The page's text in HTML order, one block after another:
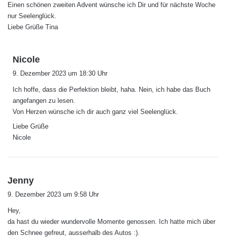
Einen schönen zweiten Advent wünsche ich Dir und für nächste Woche
nur Seelenglück.
Liebe Grüße Tina
Nicole
:
9. Dezember 2023 um 18:30 Uhr
Ich hoffe, dass die Perfektion bleibt, haha. Nein, ich habe das Buch
angefangen zu lesen.
Von Herzen wünsche ich dir auch ganz viel Seelenglück.
Liebe Grüße
Nicole
Jenny
:
9. Dezember 2023 um 9:58 Uhr
Hey,
da hast du wieder wundervolle Momente genossen. Ich hatte mich über
den Schnee gefreut, ausserhalb des Autos :).